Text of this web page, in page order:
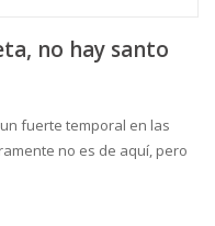
no hay santo
fuerte temporal en las
no es de aquí, pero